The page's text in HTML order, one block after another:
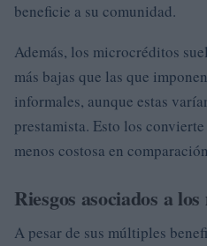
beneficie a su comunidad.
Además, los microcréditos
más bajas que las que
informales, aunque estas
prestamista. Esto los
menos costosa en
Riesgos asociados a
A pesar de sus múltiples